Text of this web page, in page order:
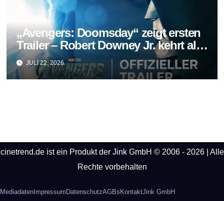
„Avengers: Doomsday“ zeigt ersten
Trailer – Robert Downey Jr. kehrt als
Doctor Doom zurück
JULI 22, 2026
cinetrend.de ist ein Produkt der Jink GmbH © 2006 - 2026 | Alle
Rechte vorbehalten
Mediadaten Impressum DatenschutzAGBs KontaktJink GmbH